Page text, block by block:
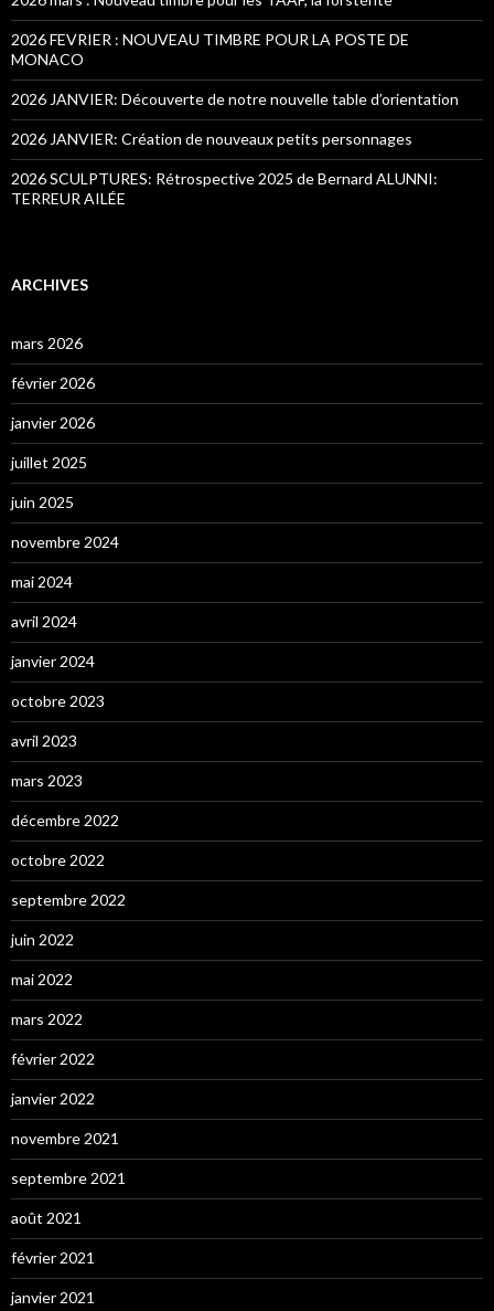
2026 FEVRIER : NOUVEAU TIMBRE POUR LA POSTE DE
MONACO
2026 JANVIER: Découverte de notre nouvelle table d’orientation
2026 JANVIER: Création de nouveaux petits personnages
2026 SCULPTURES: Rétrospective 2025 de Bernard ALUNNI:
TERREUR AILÉE
ARCHIVES
mars 2026
février 2026
janvier 2026
juillet 2025
juin 2025
novembre 2024
mai 2024
avril 2024
janvier 2024
octobre 2023
avril 2023
mars 2023
décembre 2022
octobre 2022
septembre 2022
juin 2022
mai 2022
mars 2022
février 2022
janvier 2022
novembre 2021
septembre 2021
août 2021
février 2021
janvier 2021